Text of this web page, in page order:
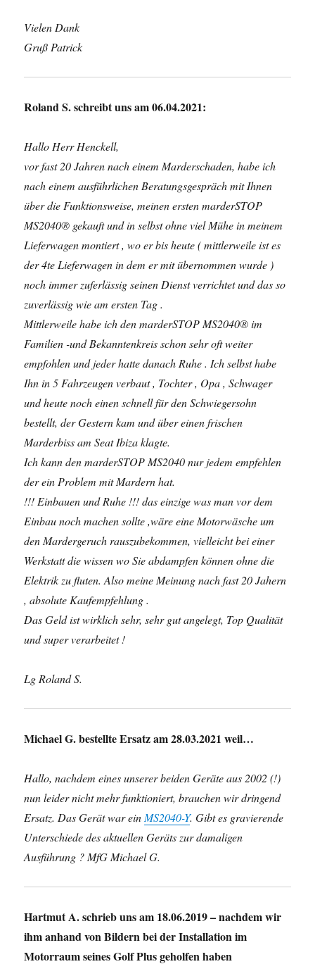
Vielen Dank
Gruß Patrick
Roland S. schreibt uns am 06.04.2021:
Hallo Herr Henckell,
vor fast 20 Jahren nach einem Marderschaden, habe ich
nach einem ausführlichen Beratungsgespräch mit Ihnen
über die Funktionsweise, meinen ersten marderSTOP
MS2040® gekauft und in selbst ohne viel Mühe in meinem
Lieferwagen montiert , wo er bis heute ( mittlerweile ist es
der 4te Lieferwagen in dem er mit übernommen wurde )
noch immer zuferlässig seinen Dienst verrichtet und das so
zuverlässig wie am ersten Tag .
Mittlerweile habe ich den marderSTOP MS2040® im
Familien -und Bekanntenkreis schon sehr oft weiter
empfohlen und jeder hatte danach Ruhe . Ich selbst habe
Ihn in 5 Fahrzeugen verbaut , Tochter , Opa , Schwager
und heute noch einen schnell für den Schwiegersohn
bestellt, der Gestern kam und über einen frischen
Marderbiss am Seat Ibiza klagte.
Ich kann den marderSTOP MS2040 nur jedem empfehlen
der ein Problem mit Mardern hat.
!!! Einbauen und Ruhe !!! das einzige was man vor dem
Einbau noch machen sollte ,wäre eine Motorwäsche um
den Mardergeruch rauszubekommen, vielleicht bei einer
Werkstatt die wissen wo Sie abdampfen können ohne die
Elektrik zu fluten. Also meine Meinung nach fast 20 Jahern
, absolute Kaufempfehlung .
Das Geld ist wirklich sehr, sehr gut angelegt, Top Qualität
und super verarbeitet !
Lg Roland S.
Michael G. bestellte Ersatz am 28.03.2021 weil…
Hallo, nachdem eines unserer beiden Geräte aus 2002 (!)
nun leider nicht mehr funktioniert, brauchen wir dringend
Ersatz. Das Gerät war ein MS2040-Y. Gibt es gravierende
Unterschiede des aktuellen Geräts zur damaligen
Ausführung ? MfG Michael G.
Hartmut A. schrieb uns am 18.06.2019 – nachdem wir
ihm anhand von Bildern bei der Installation im
Motorraum seines Golf Plus geholfen haben